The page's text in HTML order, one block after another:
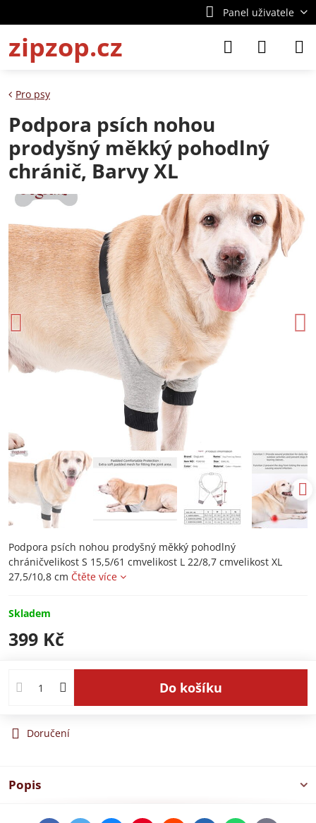
Panel uživatele
zipzop.cz
Pro psy
Podpora psích nohou
prodyšný měkký pohodlný
chránič, Barvy XL
Podpora psích nohou prodyšný měkký pohodlný
chráničvelikost S 15,5/61 cmvelikost L 22/8,7 cmvelikost XL
27,5/10,8 cm Čtěte více
Skladem
399 Kč
Do košíku
Doručení
Popis